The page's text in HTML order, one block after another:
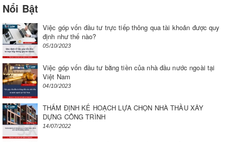
Nổi Bật
Việc góp vốn đầu tư trực tiếp thông qua tài khoản được quy
định như thế nào?
05/10/2023
Việc góp vốn đầu tư bằng tiền của nhà đầu nước ngoài tại
Việt Nam
04/10/2023
THẨM ĐỊNH KẾ HOẠCH LỰA CHỌN NHÀ THẦU XÂY
DỰNG CÔNG TRÌNH
14/07/2022